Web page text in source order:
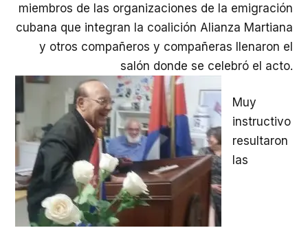
miembros de las organizaciones de la emigración
cubana que integran la coalición Alianza Martiana
y otros compañeros y compañeras llenaron el
salón donde se celebró el acto.
Muy
instructivo
resultaron
las